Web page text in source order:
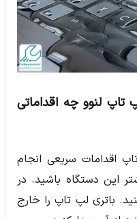
لنوو چه اقداماتی
اقدامات سریعی انجام
این دستگاه باشید. در
باتری لپ تاپ را خارج